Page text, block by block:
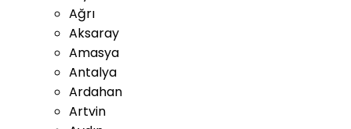
Ağrı
Aksaray
Amasya
Antalya
Ardahan
Artvin